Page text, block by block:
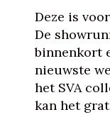
Deze is
De
binnenkort
nieuwste
het SVA
kan het